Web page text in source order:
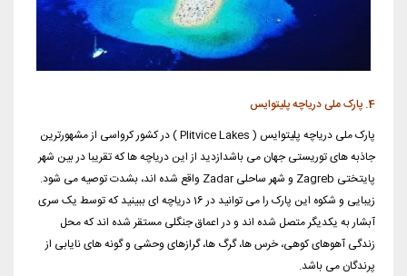
4. پارک ملی دریاچه پلیتوایس
پارک ملی دریاچه پلیتوایس ( Plitvice Lakes ) در کشور کرواسی از مشهورترین
جاذبه های توریستی جهان می باشدازدید از این دریاچه ها که تقریبا در بین شهر
پایتختی Zagreb و شهر ساحلی Zadar واقع شده اند، بشدت توصیه می شود.
زیبایی و شکوه این پارک را می توانید در 16 دریاچه ای ببینید که توسط یک سری
آبشار به یکدیگر متصل شده اند و در اعماق جنگلی مستقر شده اند که محل
زندگی آهوهای کوهی، خرس ها، گرگ ها، گرازهای وحشی و گونه های نایابی از
پرندگان می باشد.